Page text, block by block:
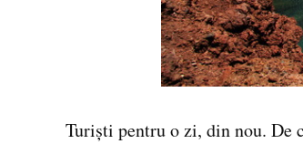
Turiști pentru o zi, din nou. De